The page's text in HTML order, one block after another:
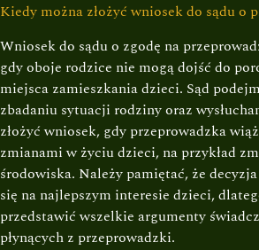
Kiedy można złożyć wniosek do sądu o
Wniosek do sądu o zgodę na
gdy oboje rodzice nie mogą dojść do
miejsca zamieszkania dzieci. Sąd
zbadaniu sytuacji rodziny oraz
złożyć wniosek, gdy przeprowadzka
zmianami w życiu dzieci, na przykład
środowiska. Należy pamiętać, że
się na najlepszym interesie dzieci,
przedstawić wszelkie argumenty
płynących z przeprowadzki.